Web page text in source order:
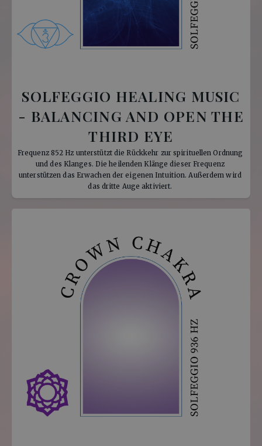
SOLFEGGIO HEALING MUSIC
- BALANCING AND OPEN THE
THIRD EYE
Frequenz 852 Hz unterstützt die Rückkehr zur spirituellen Ordnung
und des Klanges. Die heilenden Klänge dieser Frequenz
unterstützen das Erwachen der eigenen Intuition. Außerdem wird
das dritte Auge aktiviert.